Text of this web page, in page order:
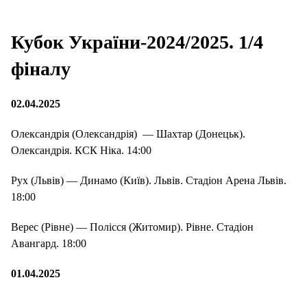
Кубок України-2024/2025. 1/4
фіналу
02.04.2025
Олександрія (Олександрія) — Шахтар (Донецьк).
Олександрія. КСК Ніка. 14:00
Рух (Львів) — Динамо (Київ). Львів. Стадіон Арена Львів.
18:00
Верес (Рівне) — Полісся (Житомир). Рівне. Стадіон
Авангард. 18:00
01.04.2025